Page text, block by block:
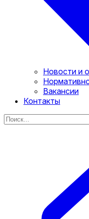
Новости и
Вакансии
Контакты